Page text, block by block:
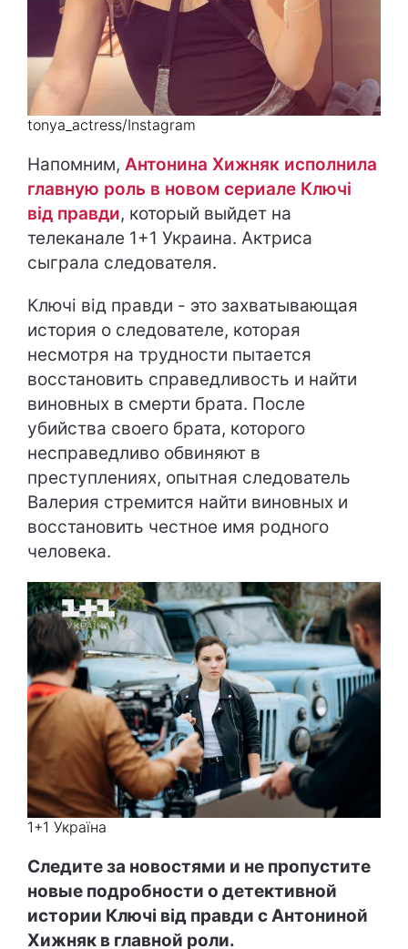
tonya_actress/Instagram
Напомним, Антонина Хижняк исполнила
главную роль в новом сериале Ключі
від правди, который выйдет на
телеканале 1+1 Украина. Актриса
сыграла следователя.
Ключі від правди - это захватывающая
история о следователе, которая
несмотря на трудности пытается
восстановить справедливость и найти
виновных в смерти брата. После
убийства своего брата, которого
несправедливо обвиняют в
преступлениях, опытная следователь
Валерия стремится найти виновных и
восстановить честное имя родного
человека.
1+1 Україна
Следите за новостями и не пропустите
новые подробности о детективной
истории Ключі від правди с Антониной
Хижняк в главной роли.